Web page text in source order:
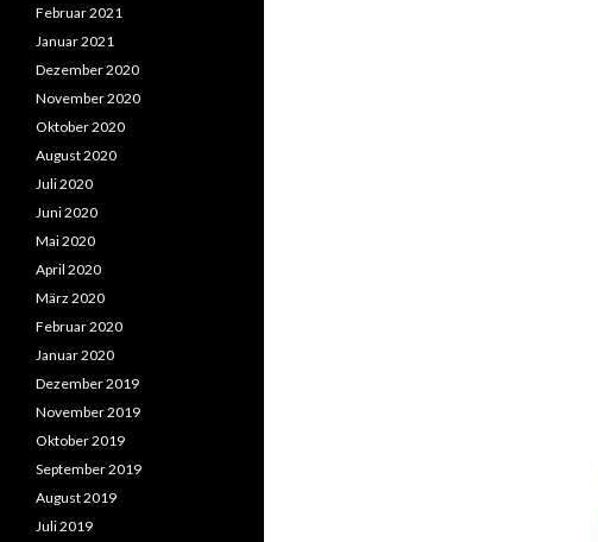
Februar 2021
Januar 2021
Dezember 2020
November 2020
Oktober 2020
August 2020
Juli 2020
Juni 2020
Mai 2020
April 2020
März 2020
Februar 2020
Januar 2020
Dezember 2019
November 2019
Oktober 2019
September 2019
August 2019
Juli 2019